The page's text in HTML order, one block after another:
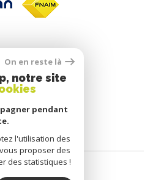
On en reste là
notre site
pendant
l'utilisation des
proposer des
des statistiques !